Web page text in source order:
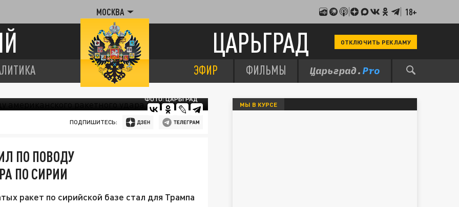
МОСКВА 18+
ЦАРЬГРАД ОТКЛЮЧИТЬ РЕКЛАМУ
ЭФИР ФИЛЬМЫ
ФОТО: ЦАРЬГРАД
ПОДПИШИТЕСЬ:
ПО ПОВОДУ
ПО СИРИИ
ракет по сирийской базе стал для Трампа
МЫ В КУРСЕ